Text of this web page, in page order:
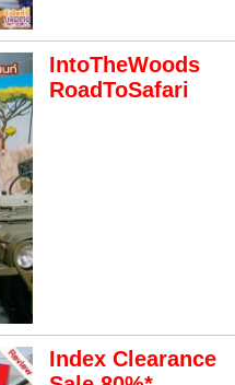
IntoTheWoods
RoadToSafari
Index Clearance